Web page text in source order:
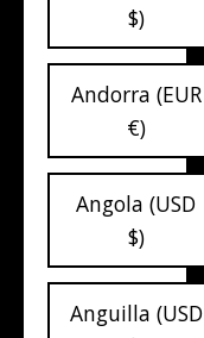
$)
Andorra (EUR
€)
Angola (USD
$)
Anguilla (USD